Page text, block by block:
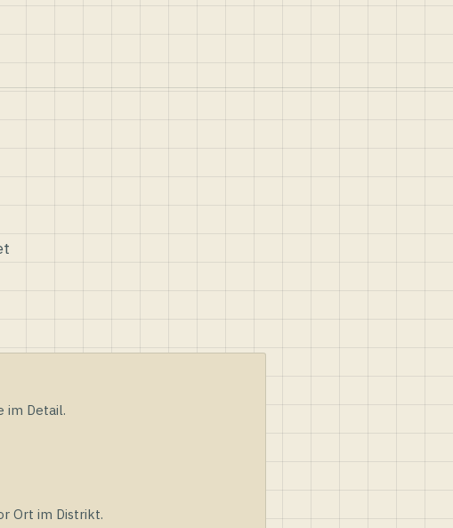
im Detail.
Ort im Distrikt.